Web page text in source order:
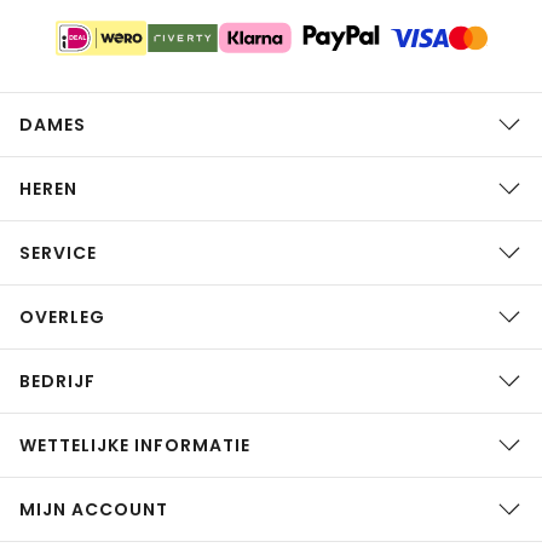
DAMES
HEREN
SERVICE
OVERLEG
BEDRIJF
WETTELIJKE INFORMATIE
MIJN ACCOUNT